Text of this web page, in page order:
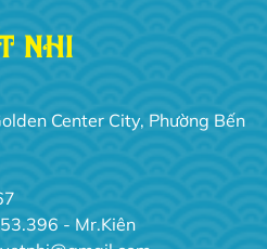
NHI
Center City, Phường Bến
- Mr.Kiên